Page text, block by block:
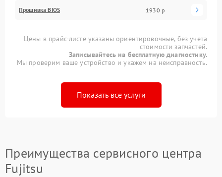
Прошивка BIOS 1930 р
Цены в прайс-листе указаны ориентировочные, без учета
стоимости запчастей.
Записывайтесь на бесплатную диагностику.
Мы проверим ваше устройство и укажем на неисправность.
Показать все услуги
Преимущества сервисного центра
Fujitsu